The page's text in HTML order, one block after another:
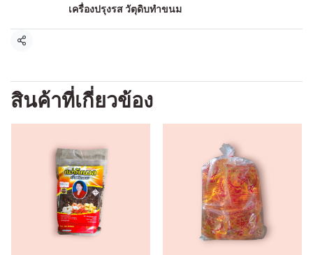
เครื่องปรุงรส วัตุดิบทำขนม
แชร์
สินค้าที่เกี่ยวข้อง